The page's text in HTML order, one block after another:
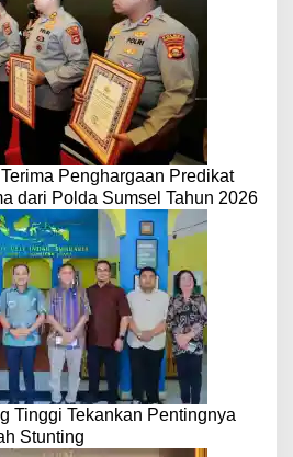
Penghargaan Predikat
dari Polda Sumsel Tahun 2026
Tinggi Tekankan Pentingnya
Stunting